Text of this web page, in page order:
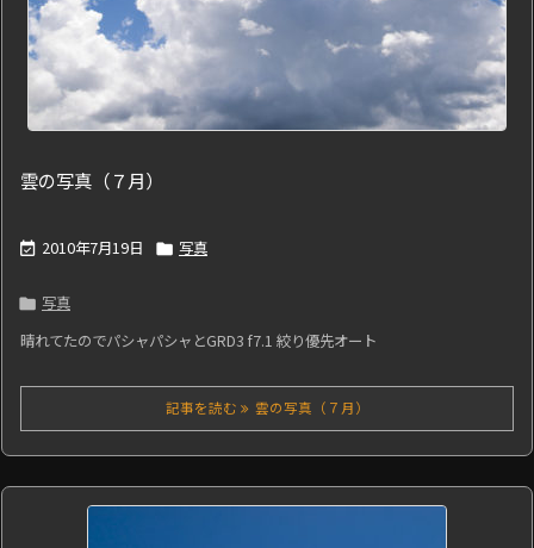
雲の写真（７月）
 2010年7月19日  写真
 写真
晴れてたのでパシャパシャとGRD3 f7.1 絞り優先オート
記事を読む 雲の写真（７月）